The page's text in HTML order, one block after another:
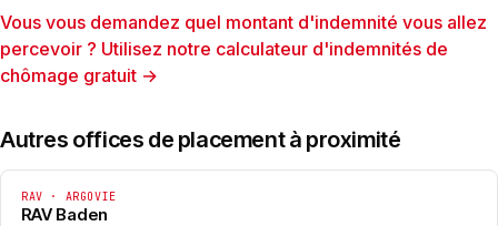
Vous vous demandez quel montant d'indemnité vous allez
percevoir ? Utilisez notre calculateur d'indemnités de
chômage gratuit →
Autres offices de placement à proximité
RAV · ARGOVIE
RAV Baden